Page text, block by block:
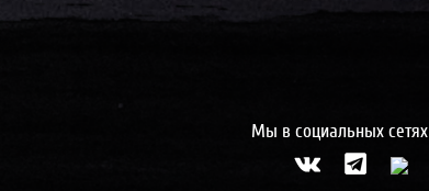
Мы в социальных сетях